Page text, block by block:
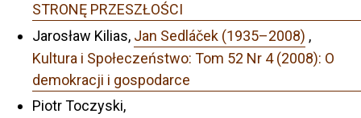
STRONĘ PRZESZŁOŚCI
Jarosław Kilias, Jan Sedláček (1935–2008) ,
Kultura i Społeczeństwo: Tom 52 Nr 4 (2008): O
demokracji i gospodarce
Piotr Toczyski,